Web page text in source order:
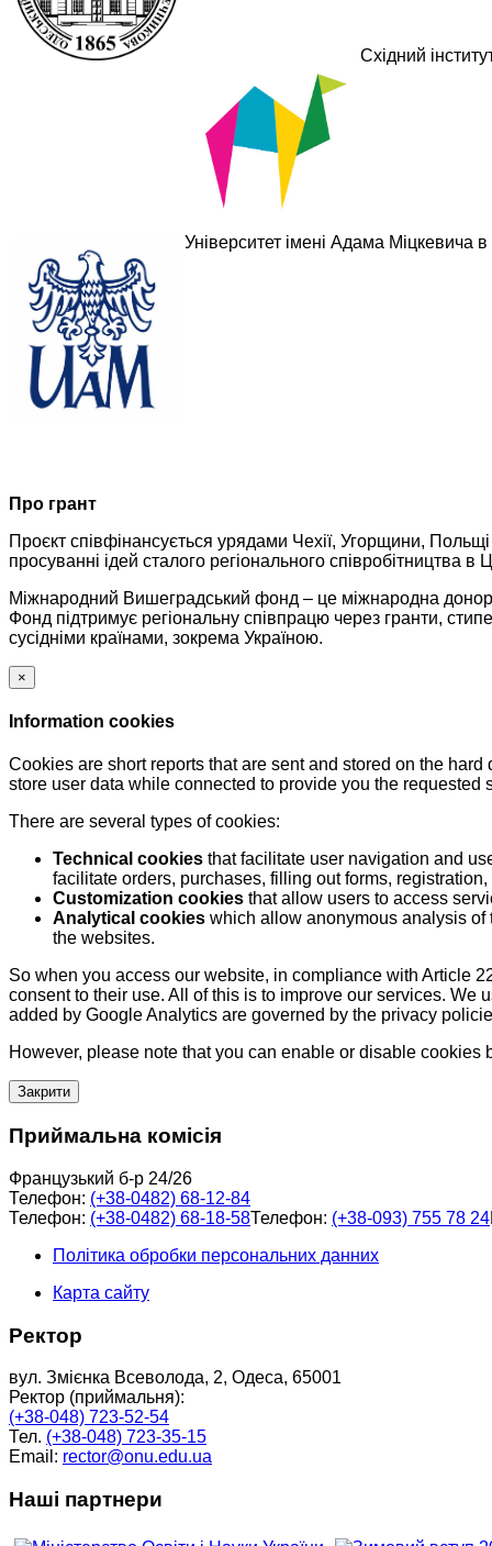
Східний
Університет імені Адама Міцкевича
Про грант
Проєкт співфінансується урядами Чехії, Угорщини,
просуванні ідей сталого регіонального співробітництва в
Міжнародний Вишеградський фонд – це міжнародна
Фонд підтримує регіональну співпрацю через гранти,
сусідніми країнами, зокрема Україною.
×
Information cookies
Cookies are short reports that are sent and stored on the
store user data while connected to provide you the
There are several types of cookies:
Technical cookies that facilitate user navigation and
facilitate orders, purchases, filling out forms,
Customization cookies that allow users to access
Analytical cookies which allow anonymous analysis
the websites.
So when you access our website, in compliance with Article
consent to their use. All of this is to improve our services.
added by Google Analytics are governed by the privacy
However, please note that you can enable or disable cookies
Закрити
Приймальна комісія
Французький б-р 24/26
Телефон: (+38-0482) 68-12-84
Телефон: (+38-0482) 68-18-58Телефон: (+38-093) 755 78 24
Політика обробки персональних данних
Карта сайту
Ректор
вул. Змієнка Всеволода, 2, Одеса, 65001
Ректор (приймальня):
(+38-048) 723-52-54
Тел. (+38-048) 723-35-15
Email: rector@onu.edu.ua
Наші партнери